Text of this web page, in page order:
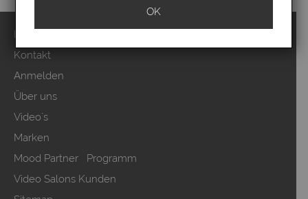
Impressum
Kontakt
Anmelden
Über uns
Video`s
Marken
Mood Partner Programm
Video Salons Kunden
OK